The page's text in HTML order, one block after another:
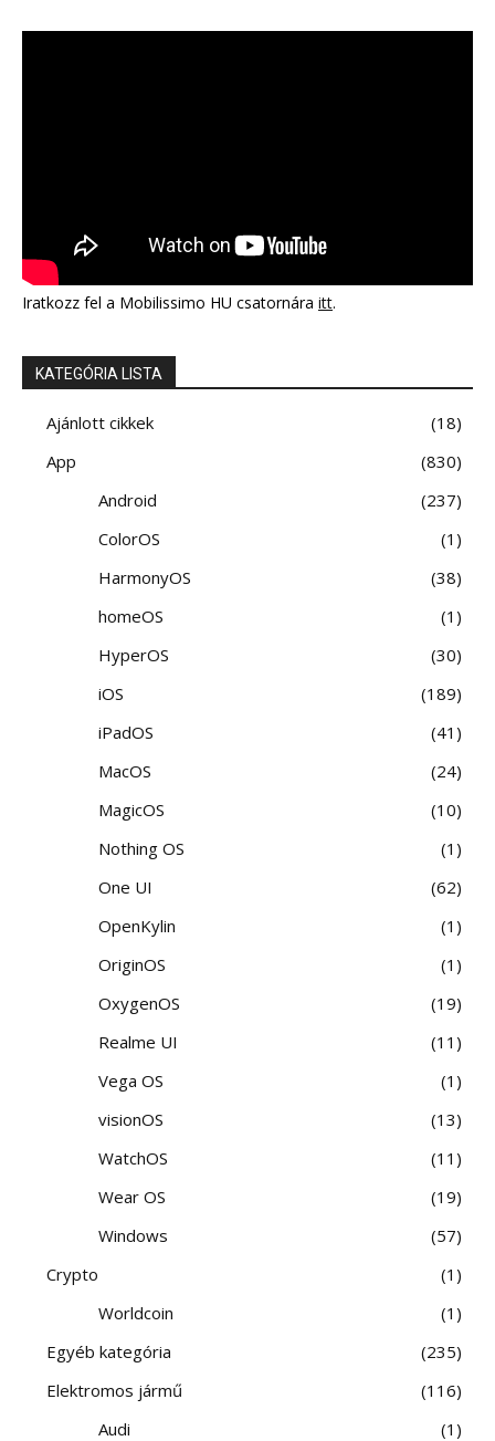
Iratkozz fel a Mobilissimo HU csatornára itt.
KATEGÓRIA LISTA
Ajánlott cikkek
18
App
830
Android
237
ColorOS
1
HarmonyOS
38
homeOS
1
HyperOS
30
iOS
189
iPadOS
41
MacOS
24
MagicOS
10
Nothing OS
1
One UI
62
OpenKylin
1
OriginOS
1
OxygenOS
19
Realme UI
11
Vega OS
1
visionOS
13
WatchOS
11
Wear OS
19
Windows
57
Crypto
1
Worldcoin
1
Egyéb kategória
235
Elektromos jármű
116
Audi
1